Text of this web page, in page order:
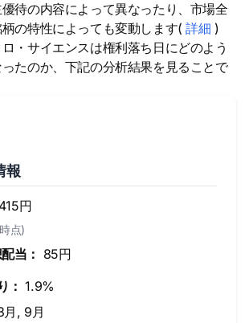
待の内容によって異なったり、市場全
の特性によっても変動します(詳細 )
・サイエンスは権利落ち日にどのよう
たのか、下記の分析結果を見ることで
報
円
点)
当： 85円
： 1.9%
月, 9月